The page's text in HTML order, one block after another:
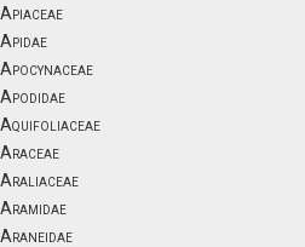
Apiaceae
Apidae
Apocynaceae
Apodidae
Aquifoliaceae
Araceae
Araliaceae
Aramidae
Araneidae